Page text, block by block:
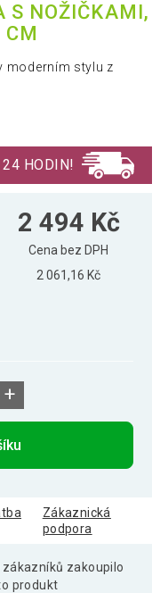
S NOŽIČKAMI,
moderním stylu z
HODIN!
2 494 Kč
Cena bez DPH
2 061,16 Kč
+
Zákaznická
podpora
zákazníků zakoupilo
produkt